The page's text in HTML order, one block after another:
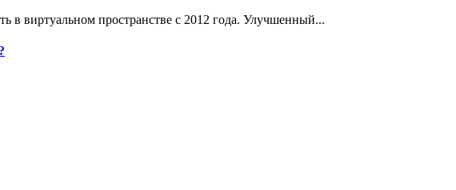
в виртуальном пространстве с 2012 года. Улучшенный...